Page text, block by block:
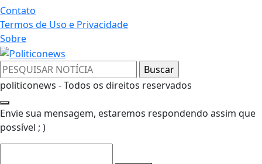
Contato
Termos de Uso e Privacidade
Sobre
politiconews - Todos os direitos reservados
Envie sua mensagem, estaremos respondendo assim que
possível ; )